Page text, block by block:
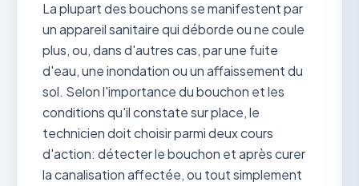
La plupart des bouchons se manifestent par
un appareil sanitaire qui déborde ou ne coule
plus, ou, dans d'autres cas, par une fuite
d'eau, une inondation ou un affaissement du
sol. Selon l'importance du bouchon et les
conditions qu'il constate sur place, le
technicien doit choisir parmi deux cours
d'action: détecter le bouchon et après curer
la canalisation affectée, ou tout simplement